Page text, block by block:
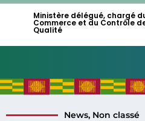
Ministère délégué, chargé
Commerce et du Contrôle
Qualité
News, Non classé